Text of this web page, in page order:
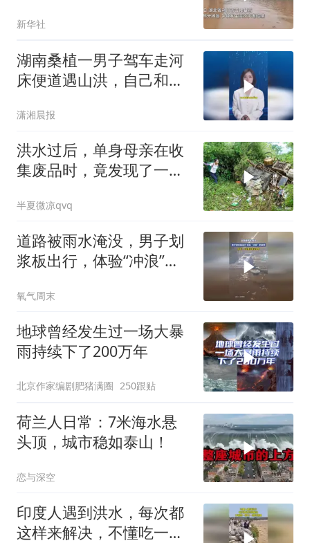
新华社
湖南桑植一男子驾车走河
床便道遇山洪，自己和同
水冲走
潇湘晨报
洪水过后，单身母亲在收
集废品时，竟发现了一个
半夏微凉qvq
道路被雨水淹没，男子划
浆板出行，体验“冲浪”的
氧气周末
地球曾经发生过一场大暴
雨持续下了200万年
北京作家编剧肥猪满圈 250跟贴
荷兰人日常：7米海水悬
头顶，城市稳如泰山！
恋与深空
印度人遇到洪水，每次都
这样来解决，不懂吃一堑